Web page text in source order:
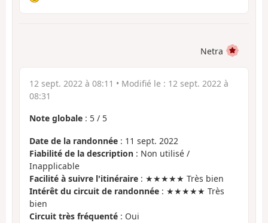
Netra
12 sept. 2022 à 08:11 • Modifié le : 12 sept. 2022 à
08:31
Note globale : 5 / 5
Date de la randonnée : 11 sept. 2022
Fiabilité de la description : Non utilisé /
Inapplicable
Facilité à suivre l'itinéraire : ★★★★★ Très bien
Intérêt du circuit de randonnée : ★★★★★ Très
bien
Circuit très fréquenté : Oui